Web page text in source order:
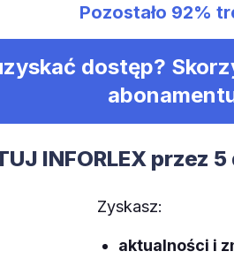
Pozostało 92%
dostęp?
INFORLEX przez
Zyskasz:
aktualności i